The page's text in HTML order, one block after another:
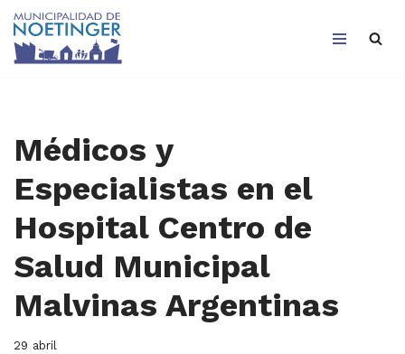
Saltar
Médicos y
Especialistas en el
Hospital Centro de
Salud Municipal
Malvinas Argentinas
29 abril